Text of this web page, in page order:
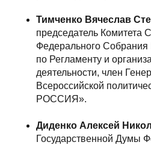
Тимченко Вячеслав
председатель Комитета
Федерального
по Регламенту и
деятельности, член
Всероссийской
РОССИЯ».
Диденко Алексей
Государственной Думы